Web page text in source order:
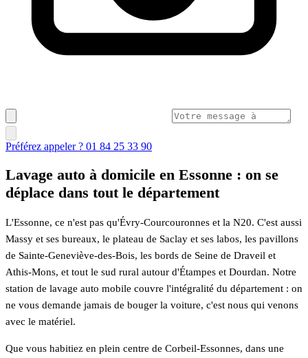
Préférez appeler ? 01 84 25 33 90
Lavage auto à domicile en Essonne : on se
déplace dans tout le département
L'Essonne, ce n'est pas qu'Évry-Courcouronnes et la N20. C'est aussi
Massy et ses bureaux, le plateau de Saclay et ses labos, les pavillons
de Sainte-Geneviève-des-Bois, les bords de Seine de Draveil et
Athis-Mons, et tout le sud rural autour d'Étampes et Dourdan. Notre
station de lavage auto mobile couvre l'intégralité du département : on
ne vous demande jamais de bouger la voiture, c'est nous qui venons
avec le matériel.
Que vous habitiez en plein centre de Corbeil-Essonnes, dans une